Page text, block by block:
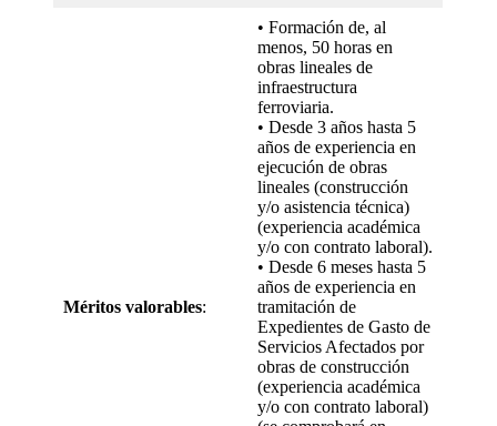
Méritos valorables:
• Formación de, al
menos, 50 horas en
obras lineales de
infraestructura
ferroviaria.
• Desde 3 años hasta 5
años de experiencia en
ejecución de obras
lineales (construcción
y/o asistencia técnica)
(experiencia académica
y/o con contrato laboral).
• Desde 6 meses hasta 5
años de experiencia en
tramitación de
Expedientes de Gasto de
Servicios Afectados por
obras de construcción
(experiencia académica
y/o con contrato laboral)